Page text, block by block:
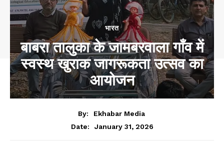
भारत
बाबरा तालुका के जामबरवाला गाँव में
स्वस्थ खुराक जागरूकता उत्सव का
आयोजन
By:
Ekhabar Media
Date:
January 31, 2026